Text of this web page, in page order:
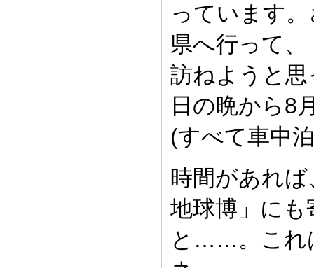
っています
県へ行って
訪ねようと
日の晩から8
(すべて車中
時間があれ
地球博」に
と……。これ